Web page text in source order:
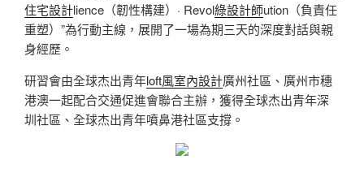
住宅設計lience（韌性構建）· Revol綠設計師ution（負責任
重塑）”為行動主線，展開了一場為期三天的深度對話與親
身經歷。
研習會由全球杰出青年loft風室內設計廣州社區、廣州市穗
港澳一起配合交通促進會聯合主辦，獲得全球杰出青年深
圳社區、全球杰出青年噴鼻港社區支撐。